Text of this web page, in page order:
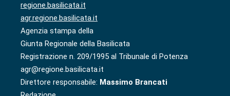
regione.basilicata.it
agr.regione.basilicata.it
Agenzia stampa della
Giunta Regionale della Basilicata
Registrazione n. 209/1995 al Tribunale di Potenza
agr@regione.basilicata.it
Direttore responsabile: Massimo Brancati